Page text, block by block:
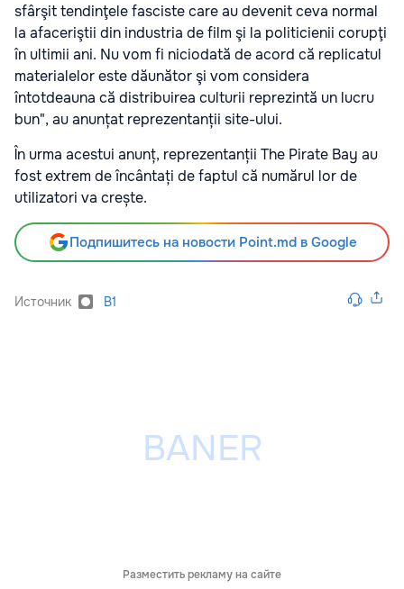
sfârşit tendinţele fasciste care au devenit ceva normal
la afaceriştii din industria de film şi la politicienii corupţi
în ultimii ani. Nu vom fi niciodată de acord că replicatul
materialelor este dăunător şi vom considera
întotdeauna că distribuirea culturii reprezintă un lucru
bun", au anunțat reprezentanții site-ului.
În urma acestui anunț, reprezentanții The Pirate Bay au
fost extrem de încântați de faptul că numărul lor de
utilizatori va crește.
Подпишитесь на новости Point.md в Google
Источник B1
Разместить рекламу на сайте